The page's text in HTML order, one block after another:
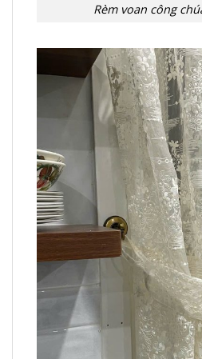
Rèm voan công